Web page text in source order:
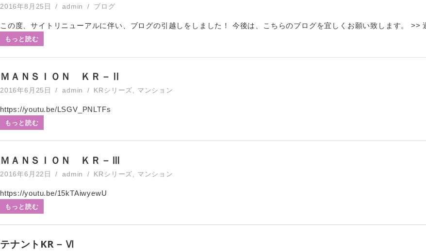
2016年8月25日 admin ブログ
この度、サイトリニューアルに伴い、ブログの引越しをしました！ 今後は、こちらのブログを宜しくお願い致します。 >>
もっと読む
ＭＡＮＳＩＯＮ ＫＲ－Ⅱ
2016年6月25日 admin KRシリーズ マンション
https://youtu.be/LSGV_PNLTFs
もっと読む
ＭＡＮＳＩＯＮ ＫＲ－Ⅲ
2016年6月22日 admin KRシリーズ マンション
https://youtu.be/15kTAiwyewU
もっと読む
テナントKR－Ⅵ